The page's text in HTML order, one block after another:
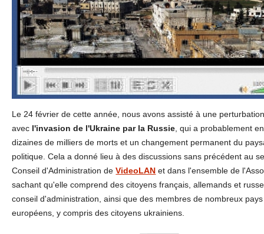
Le 24 février de cette année, nous avons assisté à une
avec l'invasion de l'Ukraine par la Russie , qui a probablement
dizaines de milliers de morts et un changement permanent du
politique. Cela a donné lieu à des discussions sans précédent au
Conseil d'Administration deVideoLAN et dans l'ensemble de
sachant qu'elle comprend des citoyens français, allemands et
conseil d'administration, ainsi que des membres de nombreux pays
européens, y compris des citoyens ukrainiens.